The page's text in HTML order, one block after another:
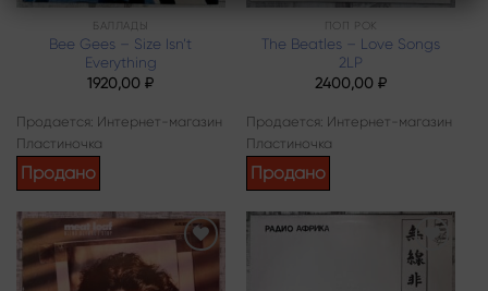
БАЛЛАДЫ
Bee Gees – Size Isn’t
Everything
1920,00₽
Продается: Интернет-магазин
Пластиночка
Продано
ПОП РОК
The Beatles – Love Songs
2LP
2400,00₽
Продается: Интернет-магазин
Пластиночка
Продано
wishlist
Add to
wishlist